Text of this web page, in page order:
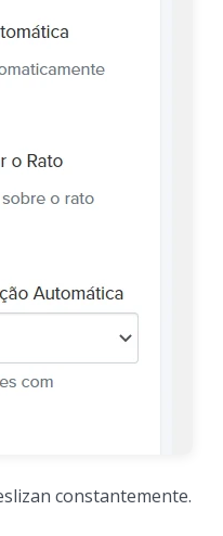
constantemente.